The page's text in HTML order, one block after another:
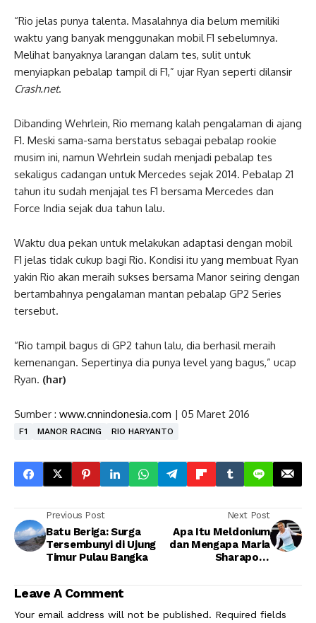
“Rio jelas punya talenta. Masalahnya dia belum memiliki
waktu yang banyak menggunakan mobil F1 sebelumnya.
Melihat banyaknya larangan dalam tes, sulit untuk
menyiapkan pebalap tampil di F1,” ujar Ryan seperti dilansir
Crash.net.
Dibanding Wehrlein, Rio memang kalah pengalaman di ajang
F1. Meski sama-sama berstatus sebagai pebalap rookie
musim ini, namun Wehrlein sudah menjadi pebalap tes
sekaligus cadangan untuk Mercedes sejak 2014. Pebalap 21
tahun itu sudah menjajal tes F1 bersama Mercedes dan
Force India sejak dua tahun lalu.
Waktu dua pekan untuk melakukan adaptasi dengan mobil
F1 jelas tidak cukup bagi Rio. Kondisi itu yang membuat Ryan
yakin Rio akan meraih sukses bersama Manor seiring dengan
bertambahnya pengalaman mantan pebalap GP2 Series
tersebut.
“Rio tampil bagus di GP2 tahun lalu, dia berhasil meraih
kemenangan. Sepertinya dia punya level yang bagus,” ucap
Ryan. (har)
Sumber : www.cnnindonesia.com | 05 Maret 2016
F1 MANOR RACING RIO HARYANTO
Previous Post
Batu Beriga: Surga
Tersembunyi di Ujung
Timur Pulau Bangka
Next Post
Apa Itu Meldonium
dan Mengapa Maria
Sharapova
Leave A Comment
Your email address will not be published. Required fields